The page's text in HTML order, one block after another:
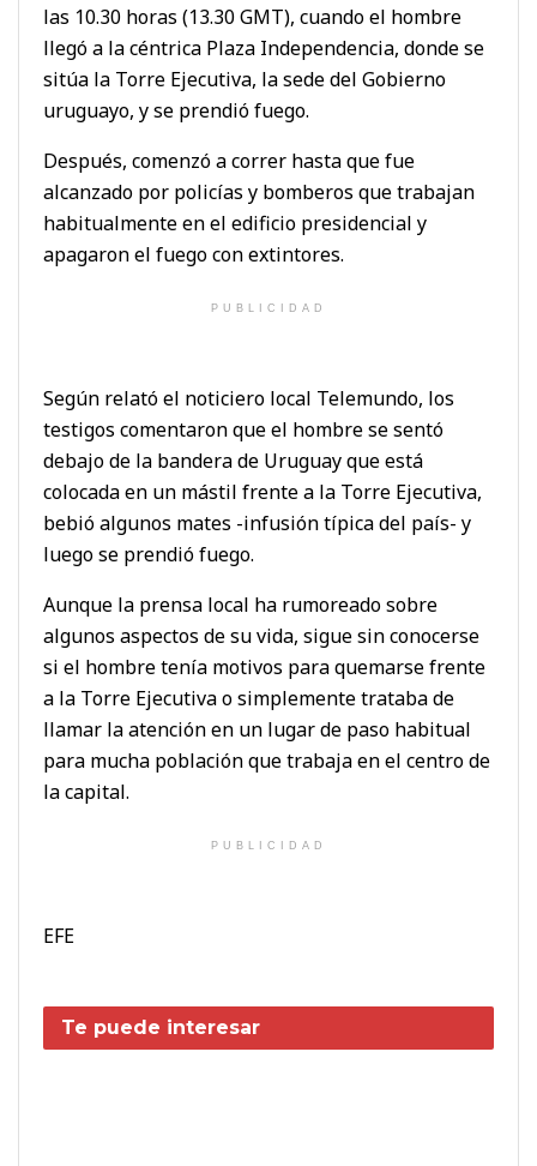
las 10.30 horas (13.30 GMT), cuando el hombre
llegó a la céntrica Plaza Independencia, donde se
sitúa la Torre Ejecutiva, la sede del Gobierno
uruguayo, y se prendió fuego.
Después, comenzó a correr hasta que fue
alcanzado por policías y bomberos que trabajan
habitualmente en el edificio presidencial y
apagaron el fuego con extintores.
PUBLICIDAD
Según relató el noticiero local Telemundo, los
testigos comentaron que el hombre se sentó
debajo de la bandera de Uruguay que está
colocada en un mástil frente a la Torre Ejecutiva,
bebió algunos mates -infusión típica del país- y
luego se prendió fuego.
Aunque la prensa local ha rumoreado sobre
algunos aspectos de su vida, sigue sin conocerse
si el hombre tenía motivos para quemarse frente
a la Torre Ejecutiva o simplemente trataba de
llamar la atención en un lugar de paso habitual
para mucha población que trabaja en el centro de
la capital.
PUBLICIDAD
EFE
Te puede interesar